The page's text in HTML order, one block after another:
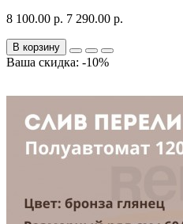
8 100.00 р. 7 290.00 р.
В корзину
Ваша скидка: -10%